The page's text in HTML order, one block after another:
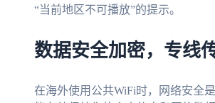
“当前地区不可播放”的提示。
数据安全加密，专线
在海外使用公共WiFi时，网络安全是